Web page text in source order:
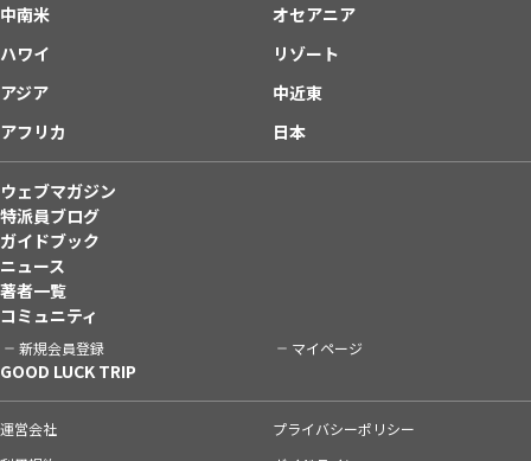
中南米
オセアニア
ハワイ
リゾート
アジア
中近東
アフリカ
日本
ウェブマガジン
特派員ブログ
ガイドブック
ニュース
著者一覧
コミュニティ
新規会員登録 マイページ
GOOD LUCK TRIP
運営会社
プライバシーポリシー